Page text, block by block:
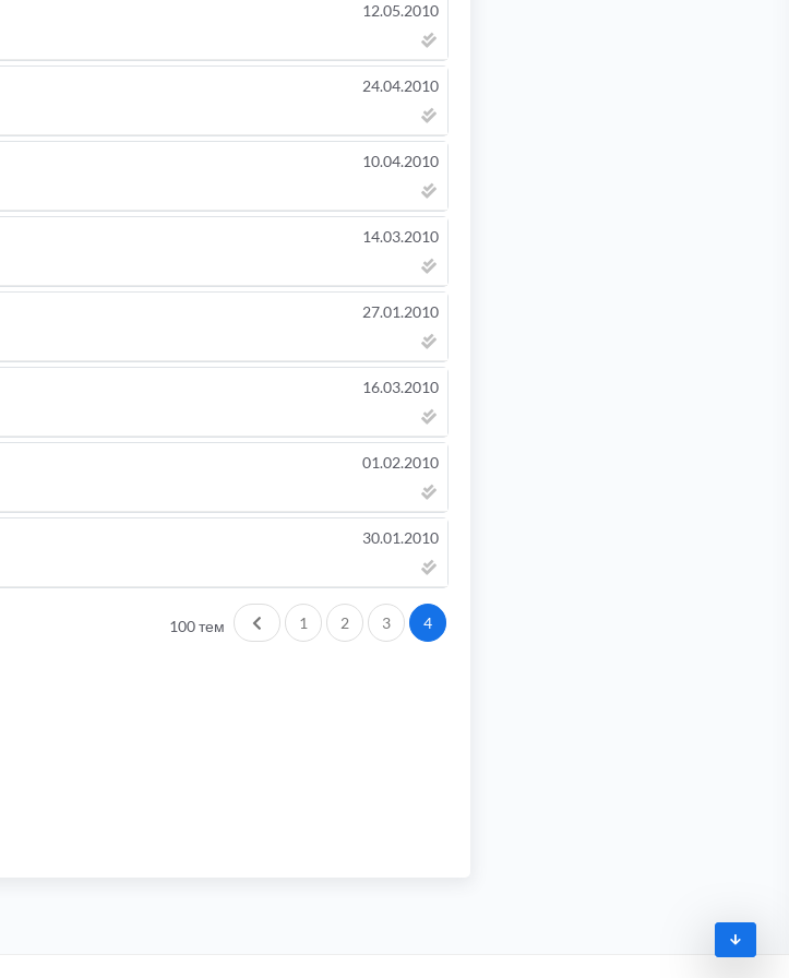
12.05.2010
24.04.2010
10.04.2010
14.03.2010
27.01.2010
16.03.2010
01.02.2010
30.01.2010
100 тем Пред.
1 2 3 4